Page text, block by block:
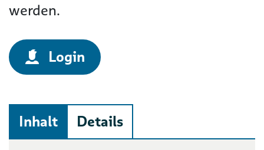
werden.
Login
Inhalt Details